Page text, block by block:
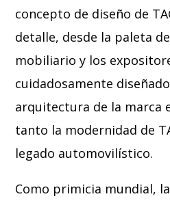
concepto de diseño de
detalle, desde la paleta
mobiliario y los
cuidadosamente
arquitectura de la marca
tanto la modernidad de
legado automovilístico.
Como primicia mundial,